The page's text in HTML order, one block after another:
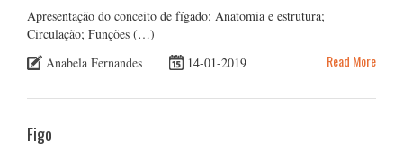
Apresentação do conceito de fígado; Anatomia e estrutura;
Circulação; Funções (…)
Anabela Fernandes
14-01-2019 Read More
Figo